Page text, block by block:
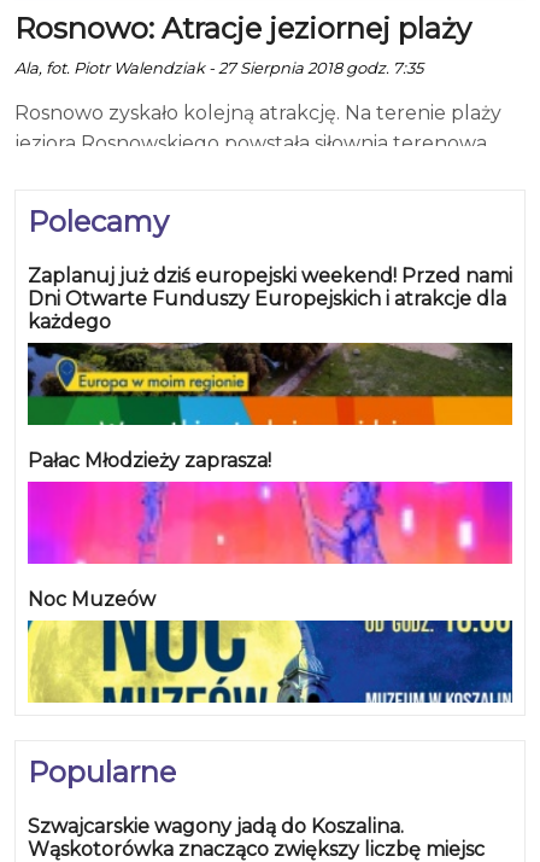
Polecamy
Zaplanuj już dziś europejski weekend! Przed nami
Dni Otwarte Funduszy Europejskich i atrakcje dla
każdego
Pałac Młodzieży zaprasza!
Noc Muzeów
Popularne
Szwajcarskie wagony jadą do Koszalina.
Wąskotorówka znacząco zwiększy liczbę miejsc
Rosnowo: Atracje jeziornej plaży
Ala, fot. Piotr Walendziak - 27 Sierpnia 2018 godz. 7:35
Rosnowo zyskało kolejną atrakcję. Na terenie plaży
jeziora Rosnowskiego powstała siłownia terenowa,
amfiteatr, miejsce na ognisko i do biesiadowania oraz
scena. A wszystko rozświetla 21 ledowych lamp. Dla
koszalinian mamy także jeszcze jedną dobrą
wiadomość. Do Manowa można dojechać asfaltową
noiuteńką ścieżką rowerową,